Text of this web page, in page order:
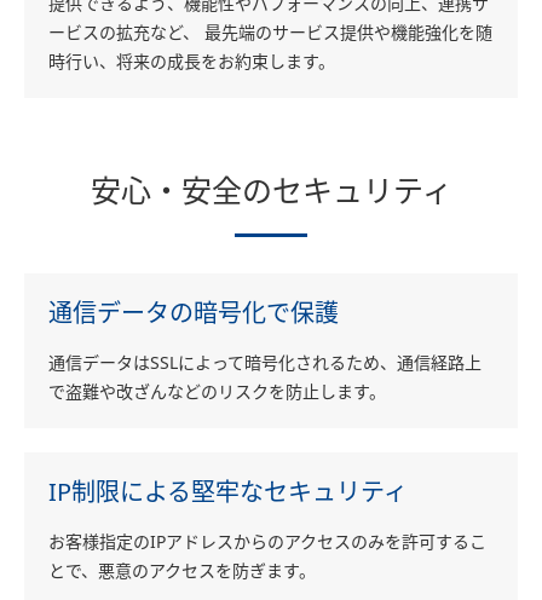
提供できるよう、機能性やパフォーマンスの向上、連携サ
ービスの拡充など、 最先端のサービス提供や機能強化を随
時行い、将来の成長をお約束します。
安心・安全のセキュリティ
通信データの暗号化で保護
通信データはSSLによって暗号化されるため、通信経路上
で盗難や改ざんなどのリスクを防止します。
IP制限による堅牢なセキュリティ
お客様指定のIPアドレスからのアクセスのみを許可するこ
とで、悪意のアクセスを防ぎます。